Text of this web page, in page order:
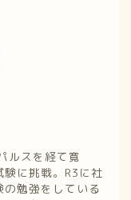
ルスを経て寛
に挑戦。R3に社
勉強をしている